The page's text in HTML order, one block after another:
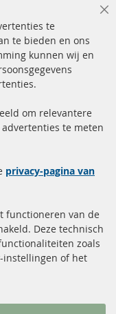
contract
te
te bieden en ons
kunnen wij en
om relevantere
te meten
privacy-pagina van
functioneren van de
Deze technisch
zoals
instellingen of het